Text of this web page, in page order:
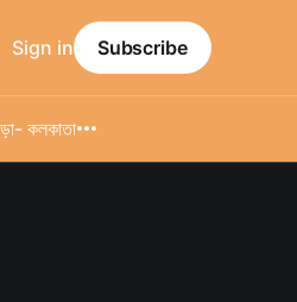
- কলকাতা
Sign in Subscribe